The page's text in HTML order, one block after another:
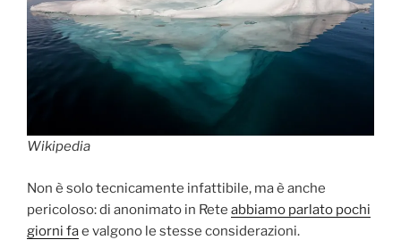
Wikipedia
Non è solo tecnicamente infattibile, ma è anche
pericoloso: di anonimato in Rete abbiamo parlato pochi
giorni fae valgono le stesse considerazioni.